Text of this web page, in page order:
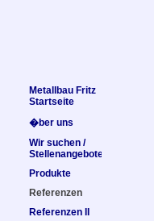
Metallbau Fritz
Startseite
�ber uns
Wir suchen /
Stellenangebote
Produkte
Referenzen
Referenzen II